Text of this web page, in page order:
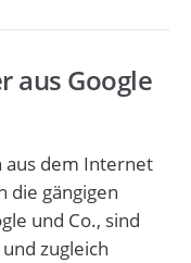
aus Google
aus dem Internet
die gängigen
und Co., sind
zugleich